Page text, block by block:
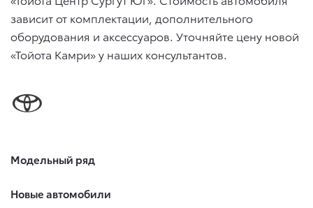
зависит от комплектации, дополнительного
оборудования и аксессуаров. Уточняйте цену новой
«Тойота Камри» у наших консультантов.
Модельный ряд
Новые автомобили